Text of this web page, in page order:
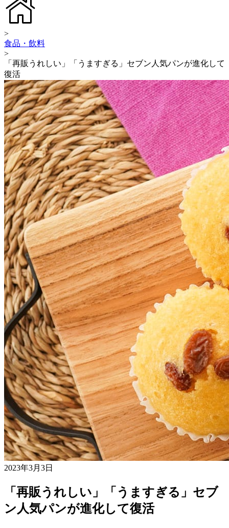
>
食品・飲料
>
「再販うれしい」「うますぎる」セブン人気パンが進化して
復活
2023年3月3日
「再販うれしい」「うますぎる」セブ
ン人気パンが進化して復活